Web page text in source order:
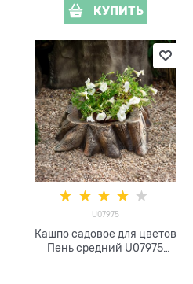
КУПИТЬ
U07975
Кашпо садовое для цветов
Пень средний U07975